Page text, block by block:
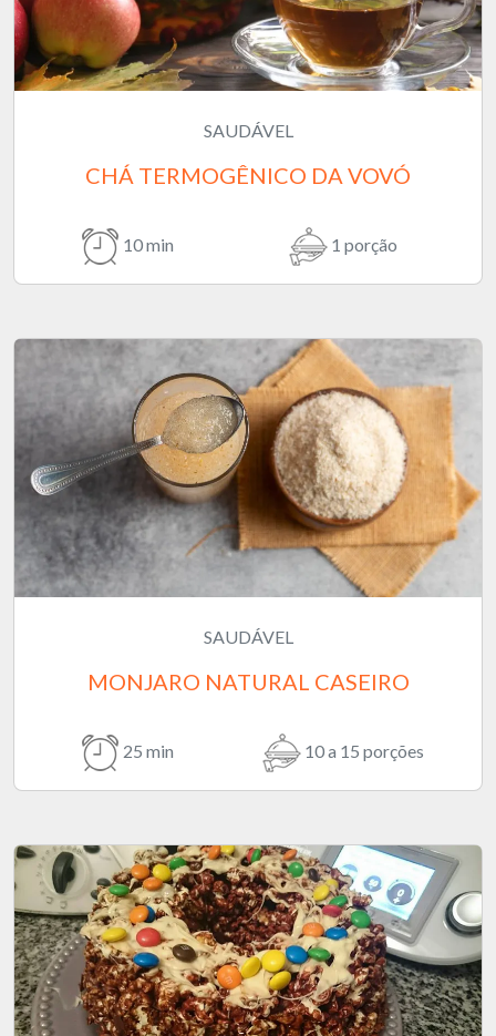
SAUDÁVEL
CHÁ TERMOGÊNICO DA VOVÓ
10 min 1 porção
SAUDÁVEL
MONJARO NATURAL CASEIRO
25 min 10 a 15 porções